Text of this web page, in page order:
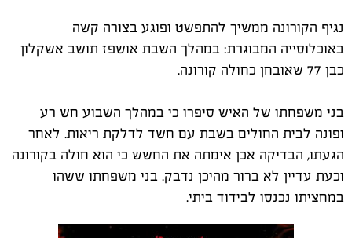
נגיף הקורונה ממשיך להתפשט ופוגע בצורה קשה
באוכלוסייה המבוגרת: במהלך השבת אושפז תושב אשקלון
כבן 77 שאובחן כחולה קורונה.
בני משפחתו של האיש סיפרו כי במהלך השבוע חש רע
ופונה לבית החולים בשבת עם חשד לדלקת ריאות. לאחר
הגעתו, הבדיקה אכן אימתה את החשש כי הוא חולה בקורונה
וכעת עדיין לא ברור מהיכן נדבק. בני משפחתו ששהו
במחציתו נכנסו לבידוד ביתי.